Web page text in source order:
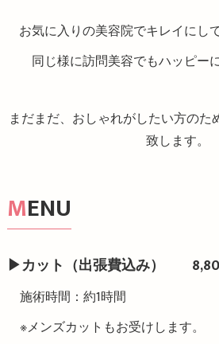
お気に入りの美容院でキレイにし
同じ様に訪問美容でもハッピー
まだまだ、おしゃれがしたい方のた
致します。
MENU
▶︎カット（出張費込み）
施術時間：約1時間
※メンズカットもお受けします。